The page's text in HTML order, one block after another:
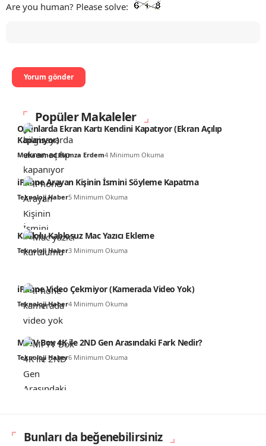
Are you human? Please solve:
Popüler Makaleler
Oyunlarda Ekran Kartı Kendini Kapatıyor (Ekran Açılıp
Kapanıyor)
Muhammed Hamza Erdem4 Minimum Okuma
iPhone Arayan Kişinin İsmini Söyleme Kapatma
Teknoloji Haber5 Minimum Okuma
Kablolu Kablosuz Mac Yazıcı Ekleme
Teknoloji Haber3 Minimum Okuma
iPhone Video Çekmiyor (Kamerada Video Yok)
Teknoloji Haber4 Minimum Okuma
Mi TV Box 4K ile 2ND Gen Arasındaki Fark Nedir?
Teknoloji Haber6 Minimum Okuma
Bunları da beğenebilirsiniz